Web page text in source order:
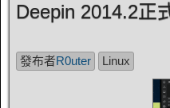
Deepin 2014.2正
發布者R0uter Linux